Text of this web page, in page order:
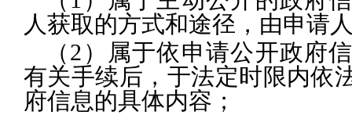
人获取的方式和途径，由申请
（2）属于依申请公开政府
有关手续后，于法定时限内依
府信息的具体内容；